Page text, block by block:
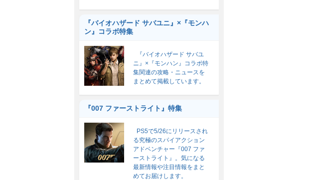
『バイオハザード サバユニ』×『モンハ
ン』コラボ特集
『バイオハザード サバユ
ニ』×『モンハン』コラボ特
集関連の攻略・ニュースを
まとめて掲載しています。
『007 ファーストライト』特集
PS5で5/26にリリースされ
る究極のスパイアクション
アドベンチャー『007 ファ
ーストライト』。気になる
最新情報や注目情報をまと
めてお届けします。